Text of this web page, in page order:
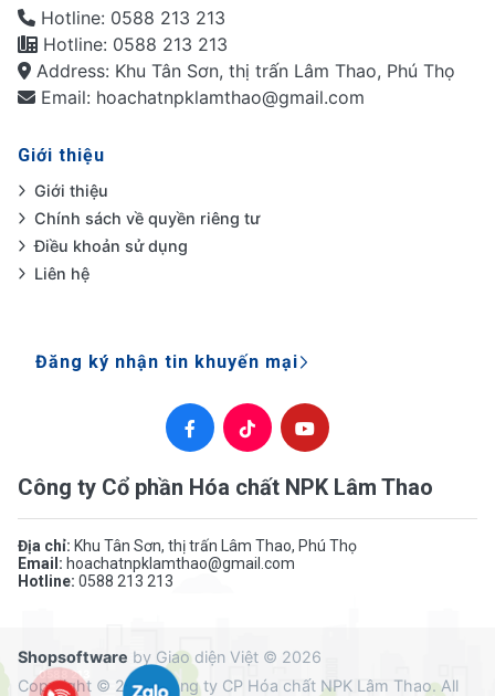
Hotline: 0588 213 213
Hotline: 0588 213 213
Address: Khu Tân Sơn, thị trấn Lâm Thao, Phú Thọ
Email: hoachatnpklamthao@gmail.com
Giới thiệu
Giới thiệu
Chính sách về quyền riêng tư
Điều khoản sử dụng
Liên hệ
Đăng ký nhận tin khuyến mại
Công ty Cổ phần Hóa chất NPK Lâm Thao
Địa chỉ: Khu Tân Sơn, thị trấn Lâm Thao, Phú Thọ
Email: hoachatnpklamthao@gmail.com
Hotline: 0588 213 213
Shopsoftware by Giao diện Việt © 2026
Copyright © 2026 Công ty CP Hóa chất NPK Lâm Thao. All
0588 213
213